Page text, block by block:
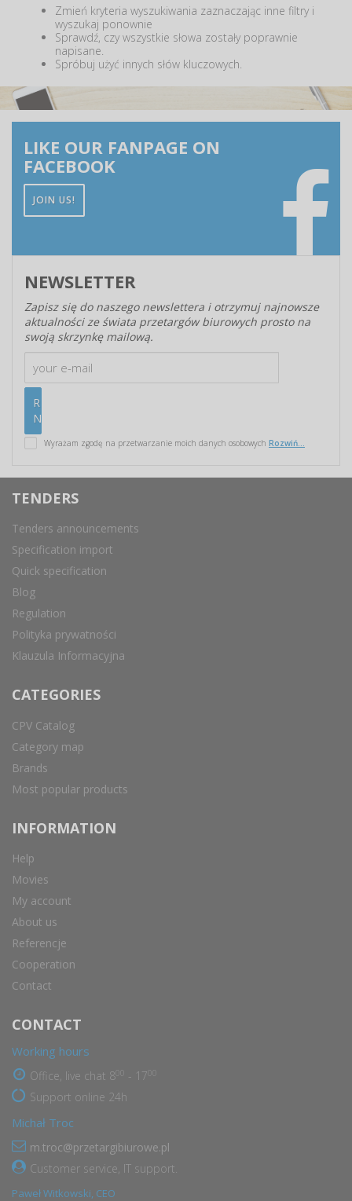
Zmień kryteria wyszukiwania zaznaczając inne filtry i
wyszukaj ponownie
Sprawdź, czy wszystkie słowa zostały poprawnie
napisane.
Spróbuj użyć innych słów kluczowych.
LIKE OUR FANPAGE ON
FACEBOOK
JOIN US!
NEWSLETTER
Zapisz się do naszego newslettera i otrzymuj najnowsze
aktualności ze świata przetargów biurowych prosto na
swoją skrzynkę mailową.
Wyrażam zgodę na przetwarzanie moich danych osobowych Rozwiń...
TENDERS
Tenders announcements
Specification import
Quick specification
Blog
Regulation
Polityka prywatności
Klauzula Informacyjna
CATEGORIES
CPV Catalog
Category map
Brands
Most popular products
INFORMATION
Help
Movies
My account
About us
Referencje
Cooperation
Contact
CONTACT
Working hours
Office, live chat 8 - 17
Support online 24h
Michał Troc
m.troc@przetargibiurowe.pl
Customer service, IT support.
Paweł Witkowski, CEO